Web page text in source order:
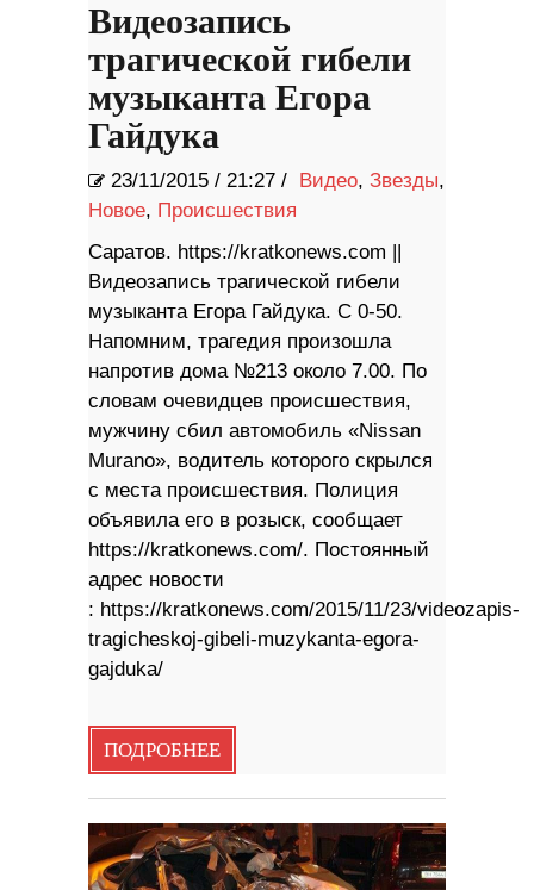
Видеозапись
трагической гибели
музыканта Егора
Гайдука
23/11/2015 / 21:27 / Видео, Звезды,
Новое, Происшествия
Саратов. https://kratkonews.com ||
Видеозапись трагической гибели
музыканта Егора Гайдука. С 0-50.
Напомним, трагедия произошла
напротив дома №213 около 7.00. По
словам очевидцев происшествия,
мужчину сбил автомобиль «Nissan
Murano», водитель которого скрылся
с места происшествия. Полиция
объявила его в розыск, сообщает
https://kratkonews.com/. Постоянный
адрес новости
: https://kratkonews.com/2015/11/23/videozapis-
tragicheskoj-gibeli-muzykanta-egora-
gajduka/
ПОДРОБНЕЕ